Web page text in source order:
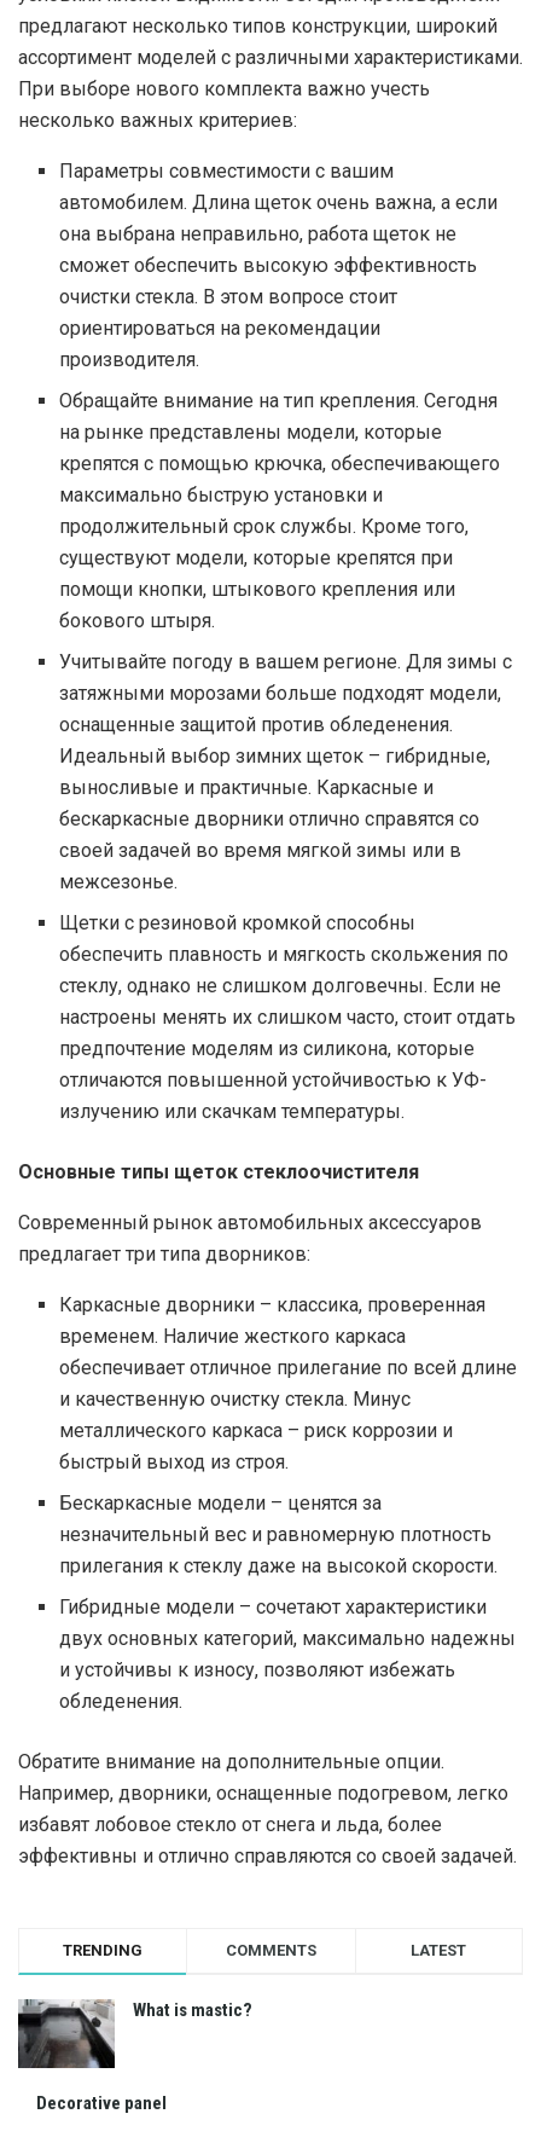
предлагают несколько типов конструкции, широкий
ассортимент моделей с различными характеристиками.
При выборе нового комплекта важно учесть
несколько важных критериев:
Параметры совместимости с вашим
автомобилем. Длина щеток очень важна, а если
она выбрана неправильно, работа щеток не
сможет обеспечить высокую эффективность
очистки стекла. В этом вопросе стоит
ориентироваться на рекомендации
производителя.
Обращайте внимание на тип крепления. Сегодня
на рынке представлены модели, которые
крепятся с помощью крючка, обеспечивающего
максимально быструю установки и
продолжительный срок службы. Кроме того,
существуют модели, которые крепятся при
помощи кнопки, штыкового крепления или
бокового штыря.
Учитывайте погоду в вашем регионе. Для зимы с
затяжными морозами больше подходят модели,
оснащенные защитой против обледенения.
Идеальный выбор зимних щеток – гибридные,
выносливые и практичные. Каркасные и
бескаркасные дворники отлично справятся со
своей задачей во время мягкой зимы или в
межсезонье.
Щетки с резиновой кромкой способны
обеспечить плавность и мягкость скольжения по
стеклу, однако не слишком долговечны. Если не
настроены менять их слишком часто, стоит отдать
предпочтение моделям из силикона, которые
отличаются повышенной устойчивостью к УФ-
излучению или скачкам температуры.
Основные типы щеток стеклоочистителя
Современный рынок автомобильных аксессуаров
предлагает три типа дворников:
Каркасные дворники – классика, проверенная
временем. Наличие жесткого каркаса
обеспечивает отличное прилегание по всей длине
и качественную очистку стекла. Минус
металлического каркаса – риск коррозии и
быстрый выход из строя.
Бескаркасные модели – ценятся за
незначительный вес и равномерную плотность
прилегания к стеклу даже на высокой скорости.
Гибридные модели – сочетают характеристики
двух основных категорий, максимально надежны
и устойчивы к износу, позволяют избежать
обледенения.
Обратите внимание на дополнительные опции.
Например, дворники, оснащенные подогревом, легко
избавят лобовое стекло от снега и льда, более
эффективны и отлично справляются со своей задачей.
TRENDING COMMENTS LATEST
What is mastic?
Decorative panel